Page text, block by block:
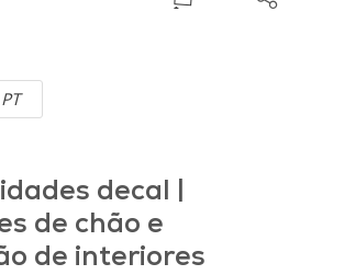
decal |
de chão e
de interiores